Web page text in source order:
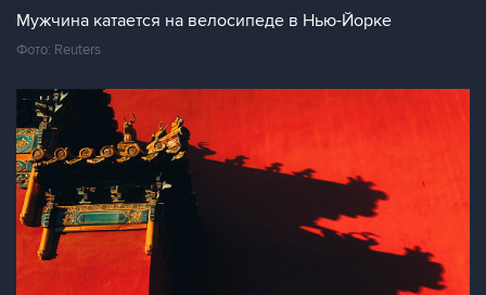
Мужчина катается на велосипеде в Нью-Йорке
Фото: Reuters